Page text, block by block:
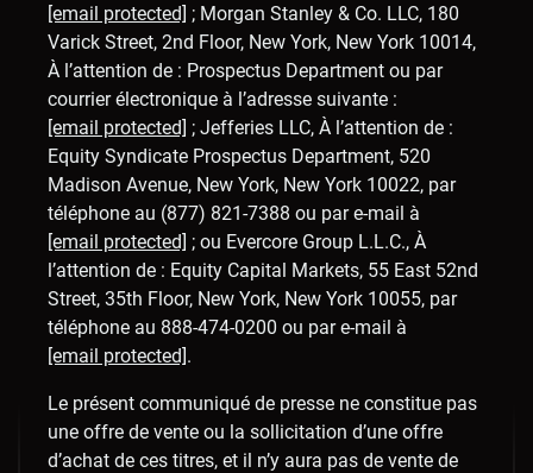
[email protected] ; Morgan Stanley & Co. LLC, 180
Varick Street, 2nd Floor, New York, New York 10014,
À l’attention de : Prospectus Department ou par
courrier électronique à l’adresse suivante :
[email protected] ; Jefferies LLC, À l’attention de :
Equity Syndicate Prospectus Department, 520
Madison Avenue, New York, New York 10022, par
téléphone au (877) 821-7388 ou par e-mail à
[email protected] ; ou Evercore Group L.L.C., À
l’attention de : Equity Capital Markets, 55 East 52nd
Street, 35th Floor, New York, New York 10055, par
téléphone au 888-474-0200 ou par e-mail à
[email protected].
Le présent communiqué de presse ne constitue pas
une offre de vente ou la sollicitation d’une offre
d’achat de ces titres, et il n’y aura pas de vente de